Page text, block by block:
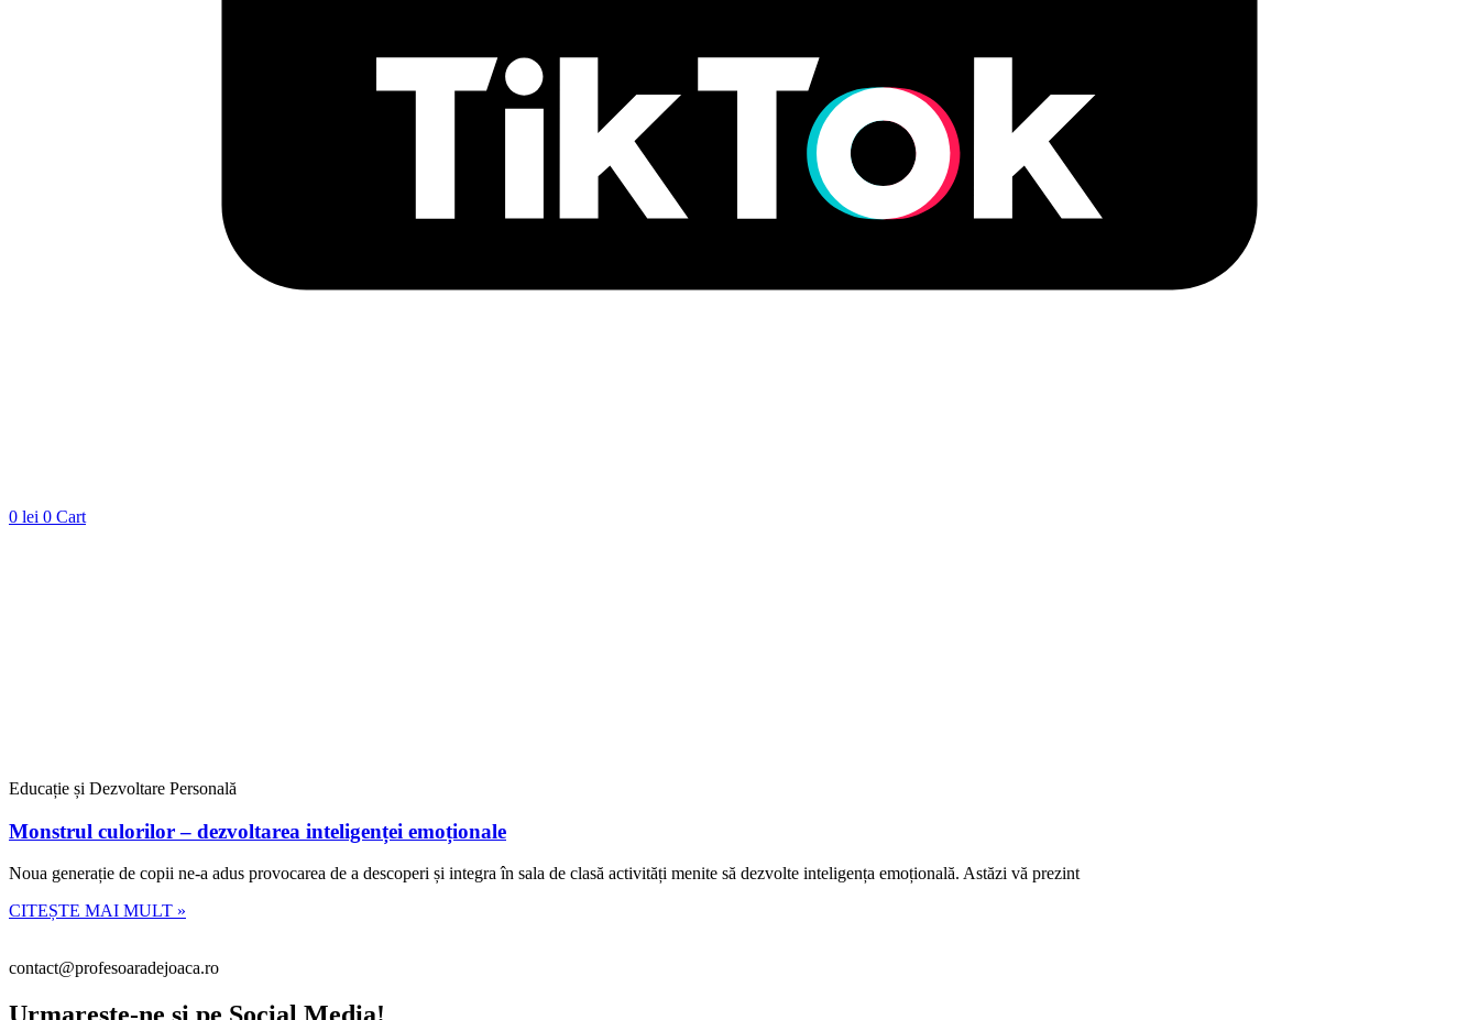
0 lei 0 Cart
Educație și Dezvoltare Personală
Monstrul culorilor – dezvoltarea inteligenței emoționale
Noua generație de copii ne-a adus provocarea de a descoperi și integra în sala de clasă activități menite să dezvolte inteligența emoțională. Astăzi vă prezint
CITEȘTE MAI MULT »
contact@profesoaradejoaca.ro